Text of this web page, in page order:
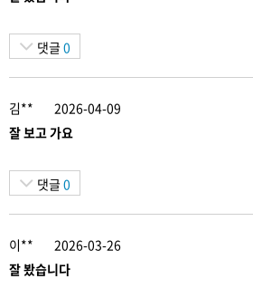
댓글 0
김**
2026-04-09
잘 보고 가요
댓글 0
이**
2026-03-26
잘 봤습니다